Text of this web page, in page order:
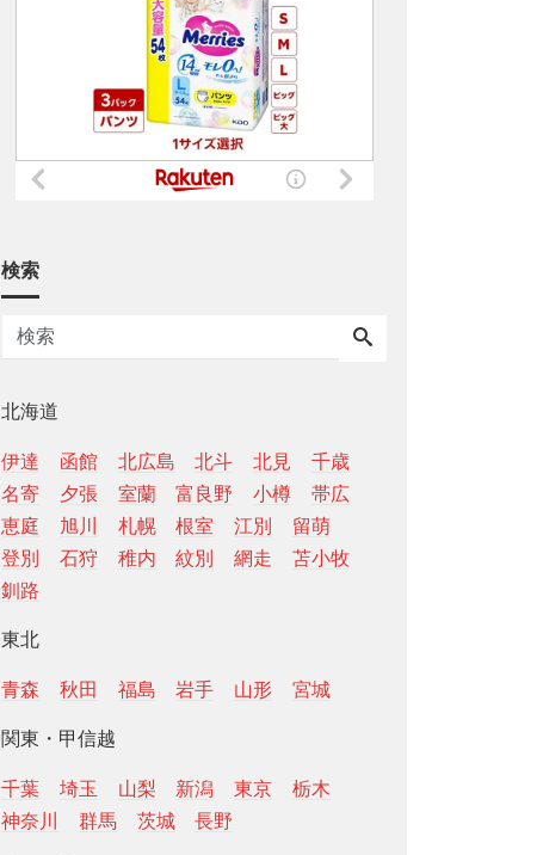
検索
北海道
伊達 函館 北広島 北斗 北見
千歳
名寄
夕張 室蘭 富良野 小樽
帯広
恵庭
旭川 札幌 根室 江別
留萌
登別
石狩 稚内 紋別 網走
苫小牧
釧路
東北
青森 秋田 福島 岩手 山形 宮城
関東・甲信越
千葉 埼玉 山梨 新潟 東京
栃木
神奈川
群馬 茨城 長野